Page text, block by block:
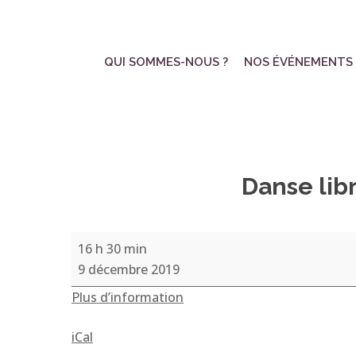
QUI SOMMES-NOUS ? NOS ÉVÉNEMENTS
Danse
Danse
libre,
par
Raphaëlle
et
16 h 30 min
9 décembre 2019
Plus d’information
iCal